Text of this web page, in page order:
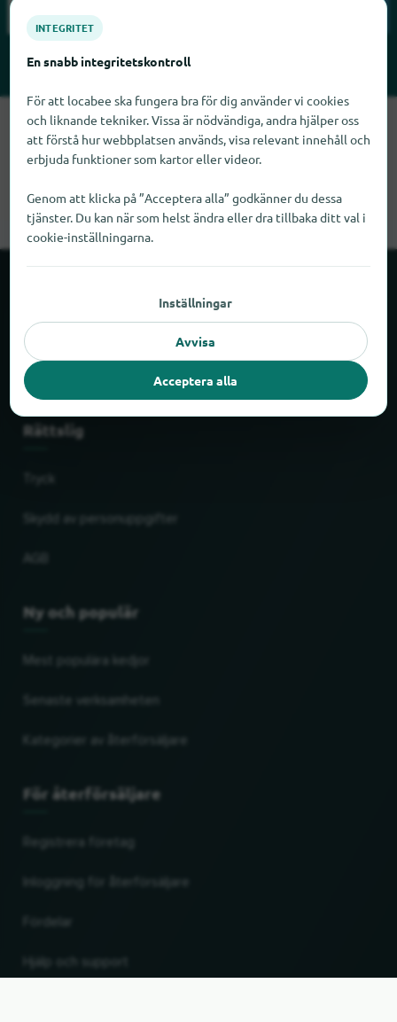
Tyvärr kan vi inte hitta Kern-Waagen just nu. Om du vet var
Kern-Waagen finns skulle vi bli glada om du meddelade oss
det.
Fakta och siffror
Partner
Rättslig
Ny och populär
Senaste verksamheten
Kategorier av återförsäljare
För återförsäljare
Inloggning för återförsäljare
Fördelar
INTEGRITET
En snabb integritetskontroll
För att locabee ska fungera bra för dig använder vi cookies
och liknande tekniker. Vissa är nödvändiga, andra hjälper oss
att förstå hur webbplatsen används, visa relevant innehåll och
erbjuda funktioner som kartor eller videor.
Genom att klicka på ”Acceptera alla” godkänner du dessa
tjänster. Du kan när som helst ändra eller dra tillbaka ditt val i
cookie-inställningarna.
Inställningar
Avvisa
Acceptera alla